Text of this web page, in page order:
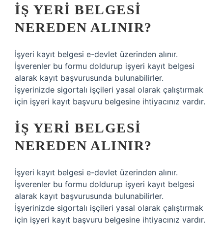
İŞ YERI BELGESI
NEREDEN ALINIR?
İşyeri kayıt belgesi e-devlet üzerinden alınır.
İşverenler bu formu doldurup işyeri kayıt belgesi
alarak kayıt başvurusunda bulunabilirler.
İşyerinizde sigortalı işçileri yasal olarak çalıştırmak
için işyeri kayıt başvuru belgesine ihtiyacınız vardır.
İŞ YERI BELGESI
NEREDEN ALINIR?
İşyeri kayıt belgesi e-devlet üzerinden alınır.
İşverenler bu formu doldurup işyeri kayıt belgesi
alarak kayıt başvurusunda bulunabilirler.
İşyerinizde sigortalı işçileri yasal olarak çalıştırmak
için işyeri kayıt başvuru belgesine ihtiyacınız vardır.